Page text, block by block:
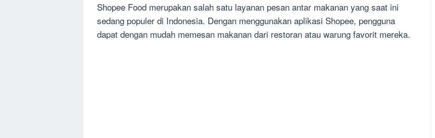
Shopee Food merupakan salah satu layanan pesan antar makanan yang saat ini
sedang populer di Indonesia. Dengan menggunakan aplikasi Shopee, pengguna
dapat dengan mudah memesan makanan dari restoran atau warung favorit mereka.